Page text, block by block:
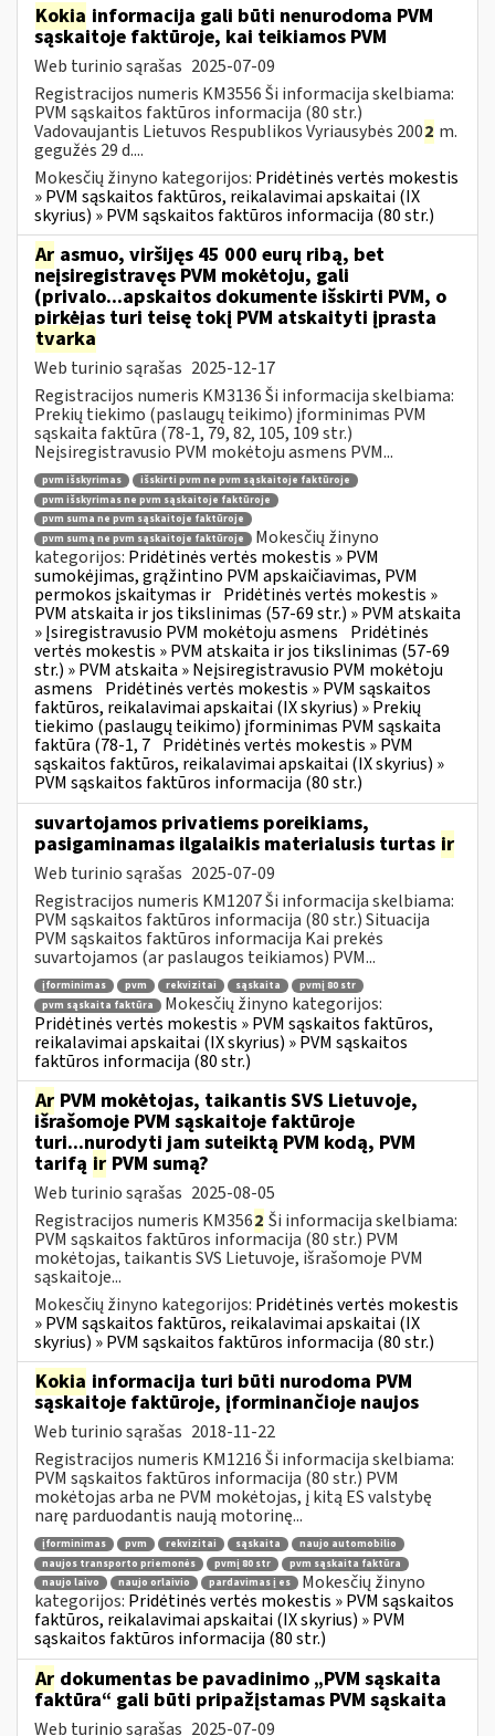
Kokia informacija gali būti nenurodoma PVM
sąskaitoje faktūroje, kai teikiamos PVM
Web turinio sąrašas 2025-07-09
Registracijos numeris KM3556 Ši informacija skelbiama:
PVM sąskaitos faktūros informacija (80 str.)
Vadovaujantis Lietuvos Respublikos Vyriausybės 2002 m.
gegužės 29 d....
Mokesčių žinyno kategorijos: Pridėtinės vertės mokestis
» PVM sąskaitos faktūros, reikalavimai apskaitai (IX
skyrius) » PVM sąskaitos faktūros informacija (80 str.)
Ar asmuo, viršijęs 45 000 eurų ribą, bet
neįsiregistravęs PVM mokėtoju, gali
(privalo...apskaitos dokumente išskirti PVM, o
pirkėjas turi teisę tokį PVM atskaityti įprasta
tvarka
Web turinio sąrašas 2025-12-17
Registracijos numeris KM3136 Ši informacija skelbiama:
Prekių tiekimo (paslaugų teikimo) įforminimas PVM
sąskaita faktūra (78-1, 79, 82, 105, 109 str.)
Neįsiregistravusio PVM mokėtoju asmens PVM...
pvm išskyrimas
išskirti pvm ne pvm sąskaitoje faktūroje
pvm išskyrimas ne pvm sąskaitoje faktūroje
pvm suma ne pvm sąskaitoje faktūroje
pvm sumą ne pvm sąskaitoje faktūroje
Mokesčių žinyno
kategorijos: Pridėtinės vertės mokestis » PVM
sumokėjimas, grąžintino PVM apskaičiavimas, PVM
permokos įskaitymas ir Pridėtinės vertės mokestis »
PVM atskaita ir jos tikslinimas (57-69 str.) » PVM atskaita
» Įsiregistravusio PVM mokėtoju asmens Pridėtinės
vertės mokestis » PVM atskaita ir jos tikslinimas (57-69
str.) » PVM atskaita » Neįsiregistravusio PVM mokėtoju
asmens Pridėtinės vertės mokestis » PVM sąskaitos
faktūros, reikalavimai apskaitai (IX skyrius) » Prekių
tiekimo (paslaugų teikimo) įforminimas PVM sąskaita
faktūra (78-1, 7 Pridėtinės vertės mokestis » PVM
sąskaitos faktūros, reikalavimai apskaitai (IX skyrius) »
PVM sąskaitos faktūros informacija (80 str.)
suvartojamos privatiems poreikiams,
pasigaminamas ilgalaikis materialusis turtas ir
Web turinio sąrašas 2025-07-09
Registracijos numeris KM1207 Ši informacija skelbiama:
PVM sąskaitos faktūros informacija (80 str.) Situacija
PVM sąskaitos faktūros informacija Kai prekės
suvartojamos (ar paslaugos teikiamos) PVM...
įforminimas pvm rekvizitai sąskaita
pvmį 80 str
pvm sąskaita faktūra
Mokesčių žinyno kategorijos:
Pridėtinės vertės mokestis » PVM sąskaitos faktūros,
reikalavimai apskaitai (IX skyrius) » PVM sąskaitos
faktūros informacija (80 str.)
Ar PVM mokėtojas, taikantis SVS Lietuvoje,
išrašomoje PVM sąskaitoje faktūroje
turi...nurodyti jam suteiktą PVM kodą, PVM
tarifą ir PVM sumą?
Web turinio sąrašas 2025-08-05
Registracijos numeris KM3562 Ši informacija skelbiama:
PVM sąskaitos faktūros informacija (80 str.) PVM
mokėtojas, taikantis SVS Lietuvoje, išrašomoje PVM
sąskaitoje...
Mokesčių žinyno kategorijos: Pridėtinės vertės mokestis
» PVM sąskaitos faktūros, reikalavimai apskaitai (IX
skyrius) » PVM sąskaitos faktūros informacija (80 str.)
Kokia informacija turi būti nurodoma PVM
sąskaitoje faktūroje, įforminančioje naujos
Web turinio sąrašas 2018-11-22
Registracijos numeris KM1216 Ši informacija skelbiama:
PVM sąskaitos faktūros informacija (80 str.) PVM
mokėtojas arba ne PVM mokėtojas, į kitą ES valstybę
narę parduodantis naują motorinę...
įforminimas pvm rekvizitai sąskaita
naujo automobilio
naujos transporto priemonės
pvmį 80 str
pvm sąskaita faktūra
naujo laivo
naujo orlaivio pardavimas į es
Mokesčių žinyno
kategorijos: Pridėtinės vertės mokestis » PVM sąskaitos
faktūros, reikalavimai apskaitai (IX skyrius) » PVM
sąskaitos faktūros informacija (80 str.)
Ar dokumentas be pavadinimo „PVM sąskaita
faktūra“ gali būti pripažįstamas PVM sąskaita
Web turinio sąrašas 2025-07-09